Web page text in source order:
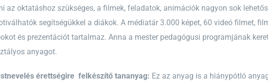
az oktatáshoz szükséges, a filmek, feladatok, animációk nagyon sok
segítségükkel a diákok. A médiatár 3.000 képet, 60 videó filmet,
és prezentációt tartalmaz. Anna a mester pedagógusi programjának
anyagot.
érettségire felkészítő tananyag: Ez az anyag is a hiánypótló